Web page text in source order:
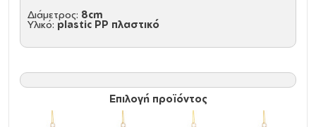
Διάμετρος: 8cm
Υλικό: plastic PP πλαστικό
Επιλογή προϊόντος